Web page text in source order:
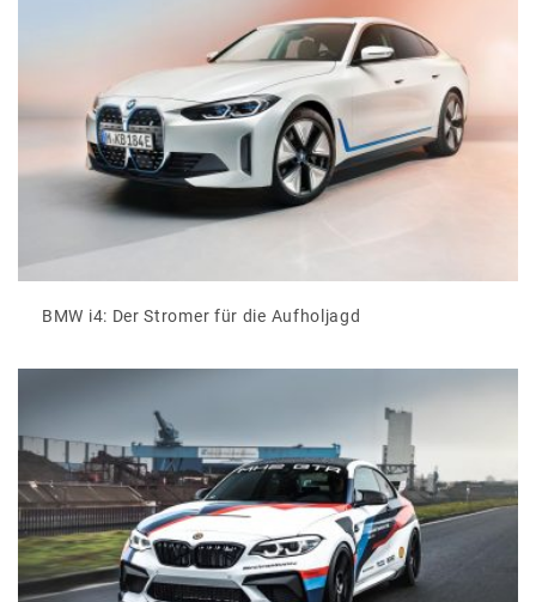
BMW i4: Der Stromer für die Aufholjagd